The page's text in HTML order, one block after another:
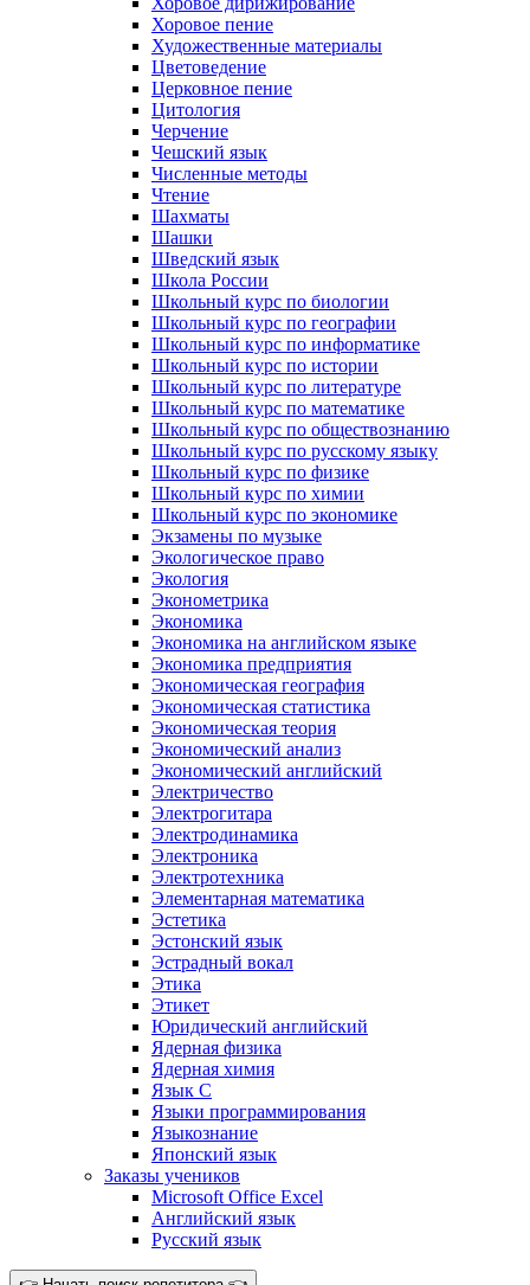
Хоровое пение
Художественные материалы
Цветоведение
Церковное пение
Цитология
Черчение
Чешский язык
Численные методы
Чтение
Шахматы
Шашки
Шведский язык
Школа России
Школьный курс по биологии
Школьный курс по географии
Школьный курс по информатике
Школьный курс по истории
Школьный курс по литературе
Школьный курс по математике
Школьный курс по обществознанию
Школьный курс по русскому языку
Школьный курс по физике
Школьный курс по химии
Школьный курс по экономике
Экзамены по музыке
Экологическое право
Экология
Эконометрика
Экономика
Экономика на английском языке
Экономика предприятия
Экономическая география
Экономическая статистика
Экономическая теория
Экономический анализ
Экономический английский
Электричество
Электрогитара
Электродинамика
Электроника
Электротехника
Элементарная математика
Эстетика
Эстонский язык
Эстрадный вокал
Этика
Этикет
Юридический английский
Ядерная физика
Ядерная химия
Язык C
Языки программирования
Языкознание
Японский язык
Заказы учеников
Microsoft Office Excel
Английский язык
Русский язык